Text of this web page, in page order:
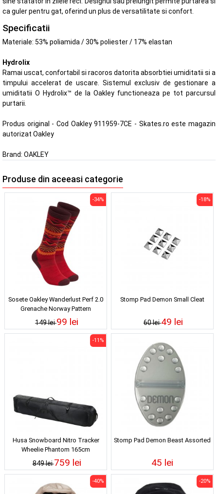
ca guler pentru gat, oferind un plus de versatilitate si confort.
Specificatii
Materiale: 53% poliamida / 30% poliester / 17% elastan
Hydrolix
Ramai uscat, confortabil si racoros datorita absorbtiei umiditatii si a
timpului accelerat de uscare. Sistemul exclusiv de gestionare a
umiditatii O Hydrolix™ de la Oakley functioneaza pe tot parcursul
purtarii.
Produs original - Cod Oakley 911959-7CE - Skates.ro este magazin
autorizat Oakley
Brand: OAKLEY
Produse din aceeasi categorie
Sosete Oakley Wanderlust Perf 2.0
Grenache Norway Pattern
149 lei
-34%
99 lei
Stomp Pad Demon Small Cleat
60 lei
-18%
49 lei
Husa Snowboard Nitro Tracker
Wheelie Phantom 165cm
849 lei
-11%
759 lei
Stomp Pad Demon Beast Assorted
45 lei
-40% -20%